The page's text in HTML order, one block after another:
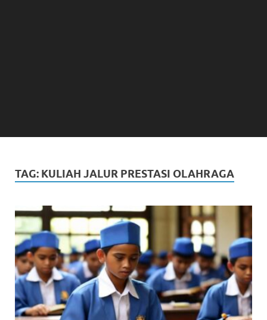
TAG: KULIAH JALUR PRESTASI OLAHRAGA